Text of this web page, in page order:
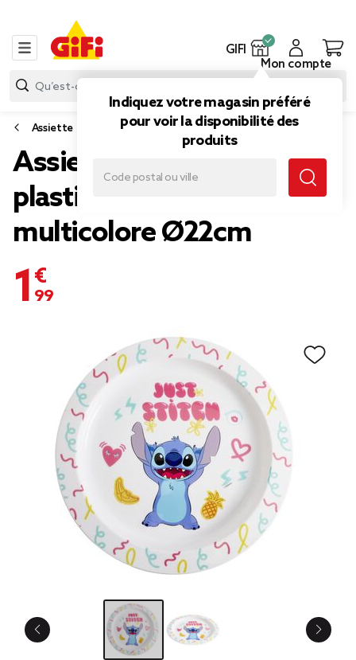
GIFI
Indiquez votre magasin préféré
pour voir la disponibilité des
produits
Mon compte
Assiette
Assiette plate Stitch
plastique blanc et
multicolore Ø22cm
1,99 €